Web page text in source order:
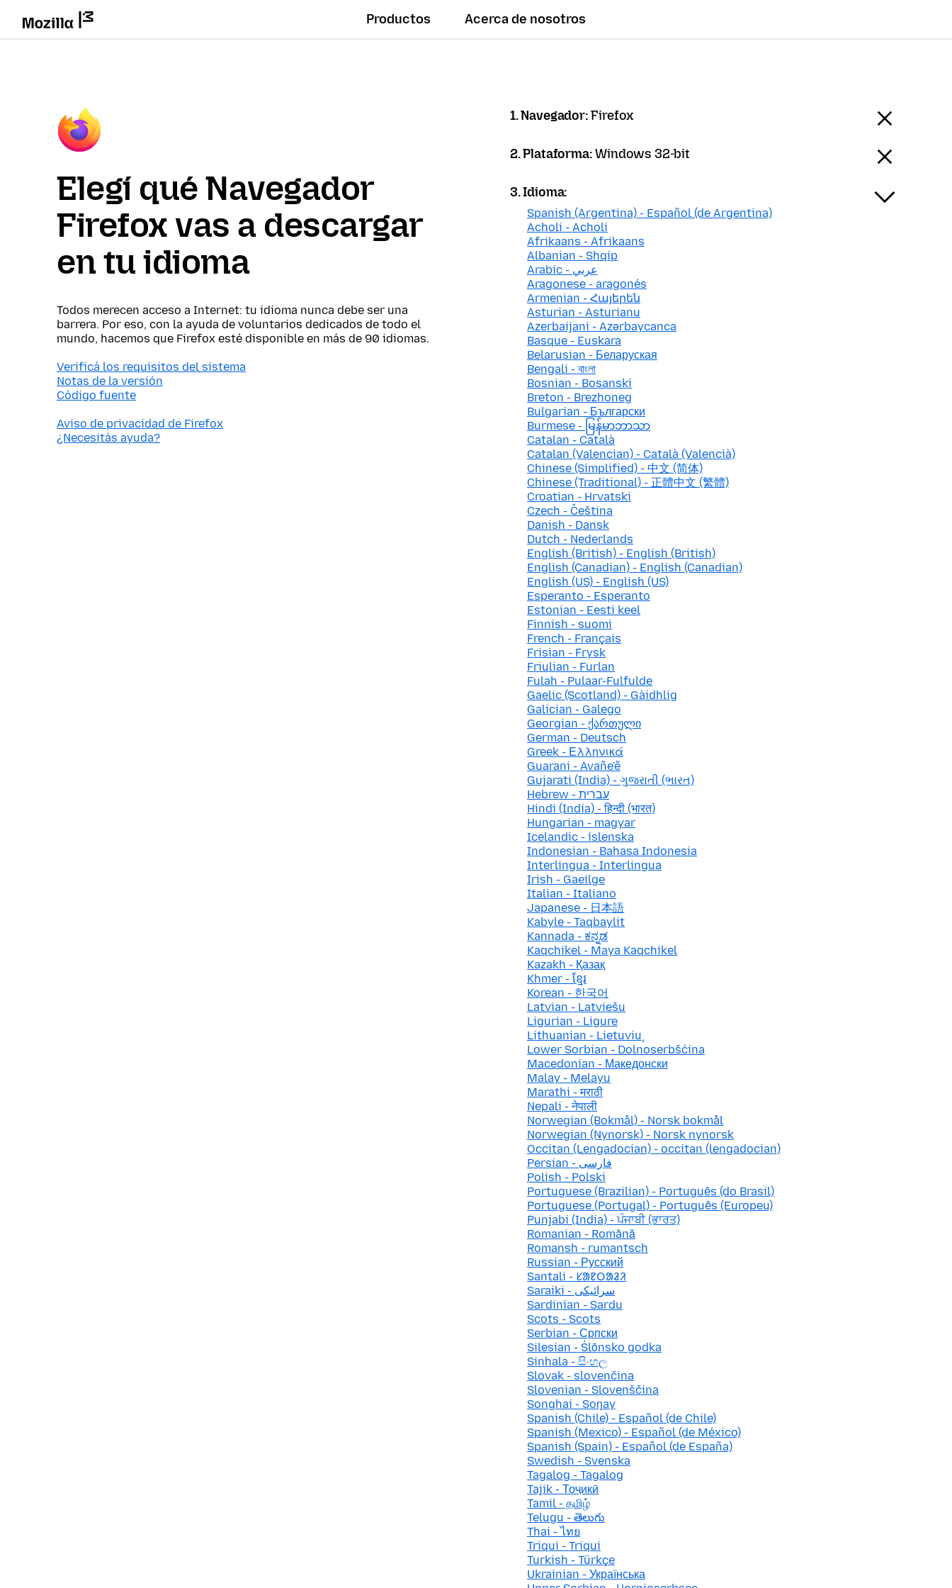
Productos Acerca de nosotros
Elegí qué Navegador
Firefox vas a descargar
en tu idioma
Todos merecen acceso a Internet: tu idioma nunca debe ser una
barrera. Por eso, con la ayuda de voluntarios dedicados de todo el
mundo, hacemos que Firefox esté disponible en más de 90 idiomas.
Verificá los requisitos del sistema
Notas de la versión
Código fuente
Aviso de privacidad de Firefox
¿Necesitás ayuda?
1. Navegador:Firefox
2. Plataforma:Windows 32-bit
3. Idioma:
Spanish (Argentina) - Español (de Argentina)
Acholi - Acholi
Afrikaans - Afrikaans
Albanian - Shqip
Arabic - عربي
Aragonese - aragonés
Armenian - Հայերեն
Asturian - Asturianu
Azerbaijani - Azərbaycanca
Basque - Euskara
Belarusian - Беларуская
Bengali - বাংলা
Bosnian - Bosanski
Breton - Brezhoneg
Bulgarian - Български
Burmese - မြန်မာဘာသာ
Catalan - Català
Catalan (Valencian) - Català (Valencià)
Chinese (Simplified) - 中文 (简体)
Chinese (Traditional) - 正體中文 (繁體)
Croatian - Hrvatski
Czech - Čeština
Danish - Dansk
Dutch - Nederlands
English (British) - English (British)
English (Canadian) - English (Canadian)
English (US) - English (US)
Esperanto - Esperanto
Estonian - Eesti keel
Finnish - suomi
French - Français
Frisian - Frysk
Friulian - Furlan
Fulah - Pulaar-Fulfulde
Gaelic (Scotland) - Gàidhlig
Galician - Galego
Georgian - ქართული
German - Deutsch
Greek - Ελληνικά
Guarani - Avañe'ẽ
Gujarati (India) - ગુજરાતી (ભારત)
Hebrew - עברית
Hindi (India) - हिन्दी (भारत)
Hungarian - magyar
Icelandic - íslenska
Indonesian - Bahasa Indonesia
Interlingua - Interlingua
Irish - Gaeilge
Italian - Italiano
Japanese - 日本語
Kabyle - Taqbaylit
Kannada - ಕನ್ನಡ
Kaqchikel - Maya Kaqchikel
Kazakh - Қазақ
Khmer - ខ្មែរ
Korean - 한국어
Latvian - Latviešu
Ligurian - Ligure
Lithuanian - Lietuvių
Lower Sorbian - Dolnoserbšćina
Macedonian - Македонски
Malay - Melayu
Marathi - मराठी
Nepali - नेपाली
Norwegian (Bokmål) - Norsk bokmål
Norwegian (Nynorsk) - Norsk nynorsk
Occitan (Lengadocian) - occitan (lengadocian)
Persian - فارسی
Polish - Polski
Portuguese (Brazilian) - Português (do Brasil)
Portuguese (Portugal) - Português (Europeu)
Punjabi (India) - ਪੰਜਾਬੀ (ਭਾਰਤ)
Romanian - Română
Romansh - rumantsch
Russian - Русский
Santali - ᱥᱟᱱᱛᱟᱲᱤ
Saraiki - سرائیکی
Sardinian - Sardu
Scots - Scots
Serbian - Српски
Silesian - Ślōnsko godka
Sinhala - සිංහල
Slovak - slovenčina
Slovenian - Slovenščina
Songhai - Soŋay
Spanish (Chile) - Español (de Chile)
Spanish (Mexico) - Español (de México)
Spanish (Spain) - Español (de España)
Swedish - Svenska
Tagalog - Tagalog
Tajik - Тоҷикӣ
Tamil - தமிழ்
Telugu - తెలుగు
Thai - ไทย
Triqui - Triqui
Turkish - Türkçe
Ukrainian - Українська